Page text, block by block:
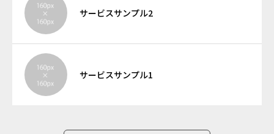
サービスサンプル2
サービスサンプル1